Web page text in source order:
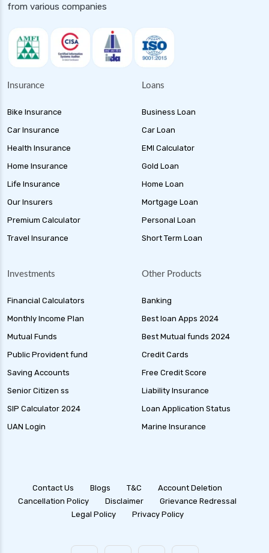
from various companies
Insurance
Bike Insurance
Car Insurance
Health Insurance
Home Insurance
Life Insurance
Our Insurers
Premium Calculator
Travel Insurance
Loans
Business Loan
Car Loan
EMI Calculator
Gold Loan
Home Loan
Mortgage Loan
Personal Loan
Short Term Loan
Investments
Financial Calculators
Monthly Income Plan
Mutual Funds
Public Provident fund
Saving Accounts
Senior Citizen ss
SIP Calculator 2024
UAN Login
Other Products
Banking
Best loan Apps 2024
Best Mutual funds 2024
Credit Cards
Free Credit Score
Liability Insurance
Loan Application Status
Marine Insurance
Contact Us Blogs T&C
Account Deletion
Cancellation Policy
Disclaimer
Grievance Redressal
Legal Policy
Privacy Policy